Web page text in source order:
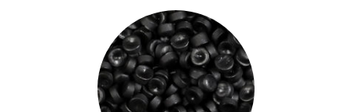
REPEBO len80060
(HDPE)